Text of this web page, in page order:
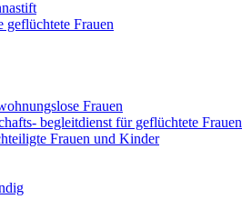
geflüchtete Frauen
Frauen
begleitdienst für geflüchtete Frauen
Frauen und Kinder